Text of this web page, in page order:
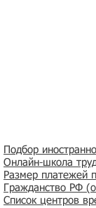
Подбор
Онлайн-школа
Размер платежей
Гражданство РФ
Список центров